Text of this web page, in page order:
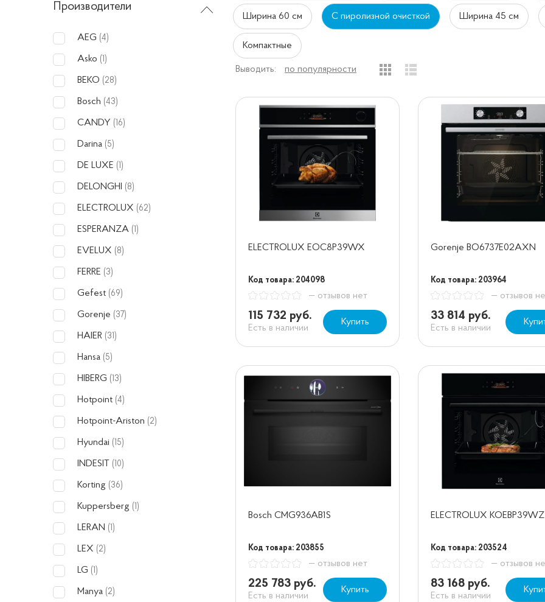
Производители
AEG (4)
Asko (1)
BEKO (28)
Bosch (43)
CANDY (16)
Darina (5)
DE LUXE (1)
DELONGHI (8)
ELECTROLUX (62)
ESPERANZA (1)
EVELUX (8)
FERRE (3)
Gefest (69)
Gorenje (37)
HAIER (31)
Hansa (5)
HIBERG (13)
Hotpoint (4)
Hotpoint-Ariston (2)
Hyundai (15)
INDESIT (10)
Korting (36)
Kuppersberg (1)
LERAN (1)
LEX (2)
LG (1)
Manya (2)
Ширина 60 см С пиролизной очисткой Ширина 45 см
Компактные
Выводить: по популярности
ELECTROLUX EOC8P39WX
Код товара: 204098
— отзывов нет
115 732 руб.
Есть в наличии
Купить
Gorenje BO6737E02AXN
Код товара: 203964
— отзывов
33 814 руб.
Есть в наличии
Bosch CMG936AB1S
Код товара: 203855
— отзывов нет
225 783 руб.
Есть в наличии
Купить
ELECTROLUX KOEBP39WZ
Код товара: 203524
— отзывов
83 168 руб.
Есть в наличии